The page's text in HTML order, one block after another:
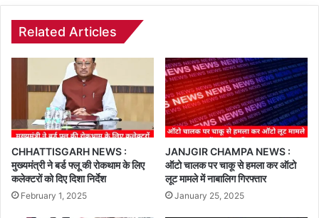
Related Articles
CHHATTISGARH NEWS :
मुख्यमंत्री ने बर्ड फ्लू की रोकथाम के लिए
कलेक्टरों को दिए दिशा निर्देश
February 1, 2025
JANJGIR CHAMPA NEWS :
ऑटो चालक पर चाकू से हमला कर ऑटो
लूट मामले में नाबालिग गिरफ्तार
January 25, 2025